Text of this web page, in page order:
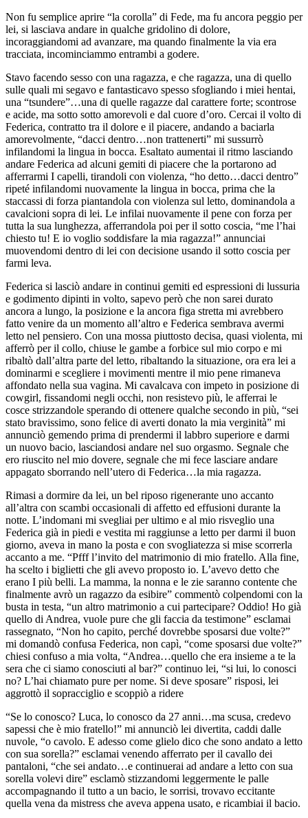
Non fu semplice aprire “la corolla” di Fede, ma fu ancora peggio per
lei, si lasciava andare in qualche gridolino di dolore,
incoraggiandomi ad avanzare, ma quando finalmente la via era
tracciata, incominciammo entrambi a godere.
Stavo facendo sesso con una ragazza, e che ragazza, una di quello
sulle quali mi segavo e fantasticavo spesso sfogliando i miei hentai,
una “tsundere”…una di quelle ragazze dal carattere forte; scontrose
e acide, ma sotto sotto amorevoli e dal cuore d’oro. Cercai il volto di
Federica, contratto tra il dolore e il piacere, andando a baciarla
amorevolmente, “dacci dentro…non trattenerti” mi sussurrò
infilandomi la lingua in bocca. Esaltato aumentai il ritmo lasciando
andare Federica ad alcuni gemiti di piacere che la portarono ad
afferrarmi I capelli, tirandoli con violenza, “ho detto…dacci dentro”
ripeté infilandomi nuovamente la lingua in bocca, prima che la
staccassi di forza piantandola con violenza sul letto, dominandola a
cavalcioni sopra di lei. Le infilai nuovamente il pene con forza per
tutta la sua lunghezza, afferrandola poi per il sotto coscia, “me l’hai
chiesto tu! E io voglio soddisfare la mia ragazza!” annunciai
muovendomi dentro di lei con decisione usando il sotto coscia per
farmi leva.
Federica si lasciò andare in continui gemiti ed espressioni di lussuria
e godimento dipinti in volto, sapevo però che non sarei durato
ancora a lungo, la posizione e la ancora figa stretta mi avrebbero
fatto venire da un momento all’altro e Federica sembrava avermi
letto nel pensiero. Con una mossa piuttosto decisa, quasi violenta, mi
afferrò per il collo, chiuse le gambe a forbice sul mio corpo e mi
ribaltò dall’altra parte del letto, ribaltando la situazione, ora era lei a
dominarmi e scegliere i movimenti mentre il mio pene rimaneva
affondato nella sua vagina. Mi cavalcava con impeto in posizione di
cowgirl, fissandomi negli occhi, non resistevo più, le afferrai le
cosce strizzandole sperando di ottenere qualche secondo in più, “sei
stato bravissimo, sono felice di averti donato la mia verginità” mi
annunciò gemendo prima di prendermi il labbro superiore e darmi
un nuovo bacio, lasciandosi andare nel suo orgasmo. Segnale che
ero riuscito nel mio dovere, segnale che mi fece lasciare andare
appagato sborrando nell’utero di Federica…la mia ragazza.
Rimasi a dormire da lei, un bel riposo rigenerante uno accanto
all’altra con scambi occasionali di affetto ed effusioni durante la
notte. L’indomani mi svegliai per ultimo e al mio risveglio una
Federica già in piedi e vestita mi raggiunse a letto per darmi il buon
giorno, aveva in mano la posta e con svogliatezza si mise scorrerla
accanto a me. “Pfff l’invito del matrimonio di mio fratello. Alla fine,
ha scelto i biglietti che gli avevo proposto io. L’avevo detto che
erano I più belli. La mamma, la nonna e le zie saranno contente che
finalmente avrò un ragazzo da esibire” commentò colpendomi con la
busta in testa, “un altro matrimonio a cui partecipare? Oddio! Ho già
quello di Andrea, vuole pure che gli faccia da testimone” esclamai
rassegnato, “Non ho capito, perché dovrebbe sposarsi due volte?”
mi domandò confusa Federica, non capì, “come sposarsi due volte?”
chiesi confuso a mia volta, “Andrea…quello che era insieme a te la
sera che ci siamo conosciuti al bar?” continuo lei, “si lui, lo conosci
no? L’hai chiamato pure per nome. Si deve sposare” risposi, lei
aggrottò il sopracciglio e scoppiò a ridere
“Se lo conosco? Luca, lo conosco da 27 anni…ma scusa, credevo
sapessi che è mio fratello!” mi annunciò lei divertita, caddi dalle
nuvole, “o cavolo. E adesso come glielo dico che sono andato a letto
con sua sorella?” esclamai venendo afferrato per il cavallo dei
pantaloni, “che sei andato…e continuerai ad andare a letto con sua
sorella volevi dire” esclamò stizzandomi leggermente le palle
accompagnando il tutto a un bacio, le sorrisi, trovavo eccitante
quella vena da mistress che aveva appena usato, e ricambiai il bacio.